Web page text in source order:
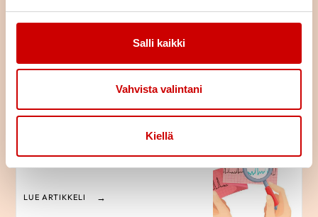
Salli kaikki
Vahvista valintani
Kiellä
löytynyt pulssia tunnustelemalla
LUE ARTIKKELI